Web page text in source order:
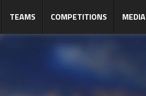
TEAMS COMPETITIONS MEDIA